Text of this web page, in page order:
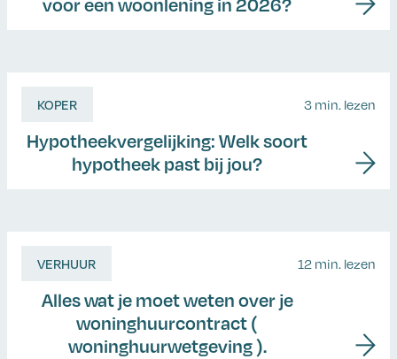
KOPER 3 min. lezen
Hypotheekvergelijking: Welk soort
hypotheek past bij jou?
VERHUUR 12 min. lezen
Alles wat je moet weten over je
woninghuurcontract (
woninghuurwetgeving ).